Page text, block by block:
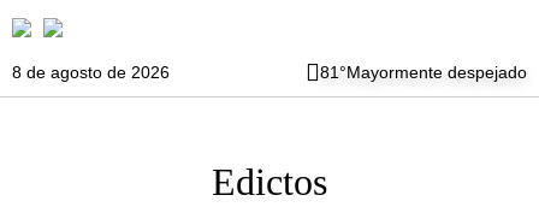
8 de agosto de 2026 81°Mayormente despejado
Edictos